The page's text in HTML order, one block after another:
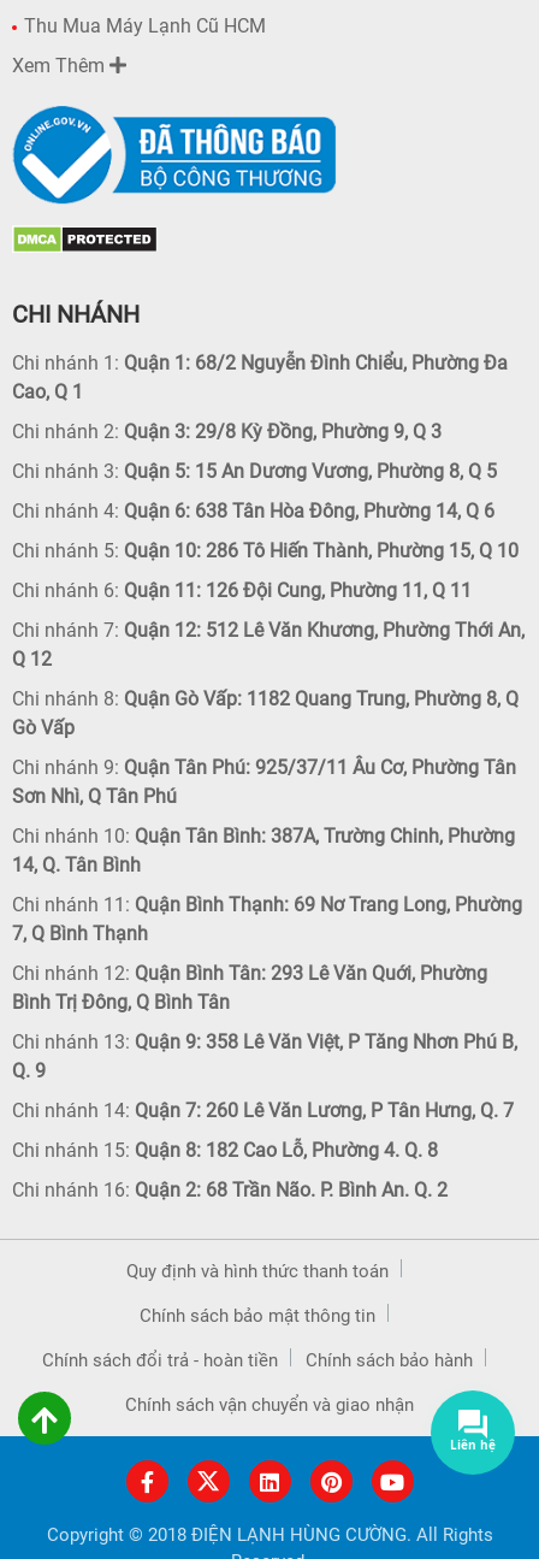
Thu Mua Máy Lạnh Cũ HCM
Xem Thêm
CHI NHÁNH
Chi nhánh 1: Quận 1: 68/2 Nguyễn Đình Chiểu, Phường Đa
Cao, Q 1
Chi nhánh 2: Quận 3: 29/8 Kỳ Đồng, Phường 9, Q 3
Chi nhánh 3: Quận 5: 15 An Dương Vương, Phường 8, Q 5
Chi nhánh 4: Quận 6: 638 Tân Hòa Đông, Phường 14, Q 6
Chi nhánh 5: Quận 10: 286 Tô Hiến Thành, Phường 15, Q 10
Chi nhánh 6: Quận 11: 126 Đội Cung, Phường 11, Q 11
Chi nhánh 7: Quận 12: 512 Lê Văn Khương, Phường Thới An,
Q 12
Chi nhánh 8: Quận Gò Vấp: 1182 Quang Trung, Phường 8, Q
Gò Vấp
Chi nhánh 9: Quận Tân Phú: 925/37/11 Âu Cơ, Phường Tân
Sơn Nhì, Q Tân Phú
Chi nhánh 10: Quận Tân Bình: 387A, Trường Chinh, Phường
14, Q. Tân Bình
Chi nhánh 11: Quận Bình Thạnh: 69 Nơ Trang Long, Phường
7, Q Bình Thạnh
Chi nhánh 12: Quận Bình Tân: 293 Lê Văn Quới, Phường
Bình Trị Đông, Q Bình Tân
Chi nhánh 13: Quận 9: 358 Lê Văn Việt, P Tăng Nhơn Phú B,
Q. 9
Chi nhánh 14: Quận 7: 260 Lê Văn Lương, P Tân Hưng, Q. 7
Chi nhánh 15: Quận 8: 182 Cao Lỗ, Phường 4. Q. 8
Chi nhánh 16: Quận 2: 68 Trần Não. P. Bình An. Q. 2
Quy định và hình thức thanh toán
Chính sách bảo mật thông tin
Chính sách đổi trả - hoàn tiền Chính sách bảo hành
Chính sách vận chuyển và giao nhận
Copyright © 2018 ĐIỆN LẠNH HÙNG CƯỜNG. All Rights